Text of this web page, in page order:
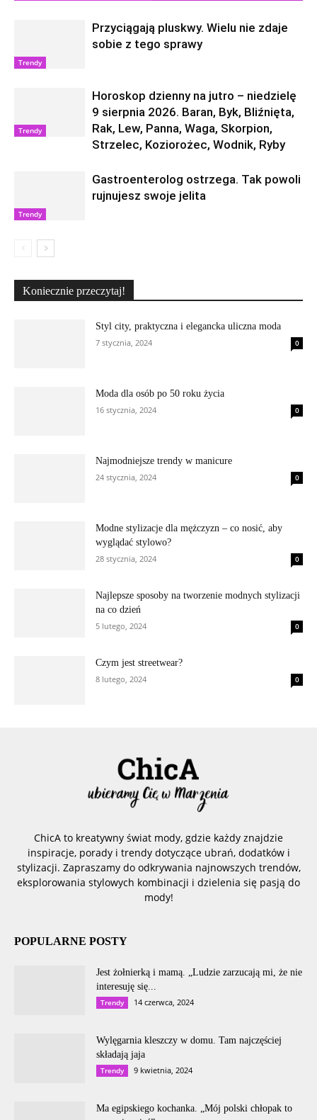
Trendy
Przyciągają pluskwy. Wielu nie zdaje
sobie z tego sprawy
Trendy
Horoskop dzienny na jutro – niedzielę
9 sierpnia 2026. Baran, Byk, Bliźnięta,
Rak, Lew, Panna, Waga, Skorpion,
Strzelec, Koziorożec, Wodnik, Ryby
Trendy
Gastroenterolog ostrzega. Tak powoli
rujnujesz swoje jelita
Koniecznie przeczytaj!
Styl city, praktyczna i elegancka uliczna moda
7 stycznia, 2024
0
Moda dla osób po 50 roku życia
16 stycznia, 2024
0
Najmodniejsze trendy w manicure
24 stycznia, 2024
0
Modne stylizacje dla mężczyzn – co nosić, aby
wyglądać stylowo?
28 stycznia, 2024
0
Najlepsze sposoby na tworzenie modnych stylizacji
na co dzień
5 lutego, 2024
0
Czym jest streetwear?
8 lutego, 2024
0
ChicA to kreatywny świat mody, gdzie każdy znajdzie
inspiracje, porady i trendy dotyczące ubrań, dodatków i
stylizacji. Zapraszamy do odkrywania najnowszych trendów,
eksplorowania stylowych kombinacji i dzielenia się pasją do
mody!
POPULARNE POSTY
Jest żołnierką i mamą. „Ludzie zarzucają mi, że nie
interesuję się...
Trendy 14 czerwca, 2024
Wylęgarnia kleszczy w domu. Tam najczęściej
składają jaja
Trendy 9 kwietnia, 2024
Ma egipskiego kochanka. „Mój polski chłopak to